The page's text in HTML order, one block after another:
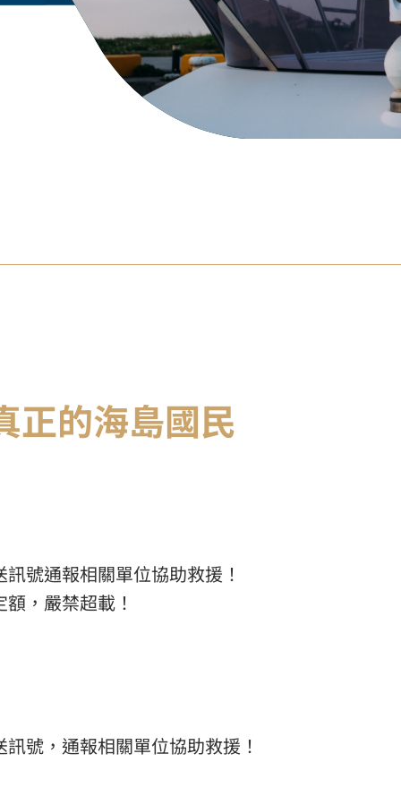
正的海島國民
號通報相關單位協助救援！
，嚴禁超載！
號，通報相關單位協助救援！